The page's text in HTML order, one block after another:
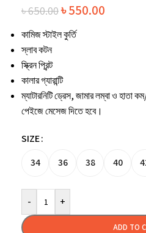
৳650.00৳550.00
কামিজ স্টাইল কুর্তি
স্লাব কটন
স্ক্রিন প্রিন্ট
কালার গ্যারান্টি
ম্যাটারনিটি ড্রেস, জামার লম্বা ও হাতা
পেইজে মেসেজ দিতে হবে।
SIZE
34
36 38 40
- +
ADD TO